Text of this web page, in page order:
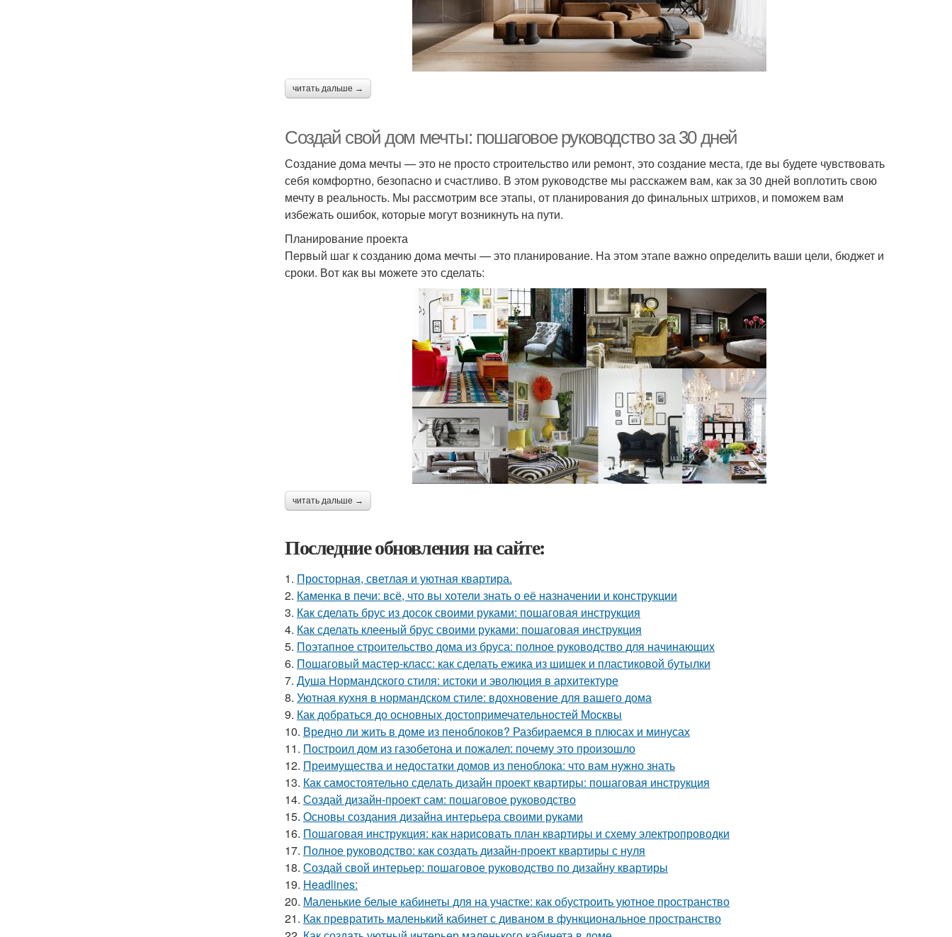
читать дальше →
Создай свой дом мечты: пошаговое руководство за 30 дней
Создание дома мечты — это не просто строительство или ремонт, это создание места, где вы будете чувствовать
себя комфортно, безопасно и счастливо. В этом руководстве мы расскажем вам, как за 30 дней воплотить свою
мечту в реальность. Мы рассмотрим все этапы, от планирования до финальных штрихов, и поможем вам
избежать ошибок, которые могут возникнуть на пути.
Планирование проекта
Первый шаг к созданию дома мечты — это планирование. На этом этапе важно определить ваши цели, бюджет и
сроки. Вот как вы можете это сделать:
читать дальше →
Последние обновления на сайте:
1. Просторная, светлая и уютная квартира.
2. Каменка в печи: всё, что вы хотели знать о её назначении и конструкции
3. Как сделать брус из досок своими руками: пошаговая инструкция
4. Как сделать клееный брус своими руками: пошаговая инструкция
5. Поэтапное строительство дома из бруса: полное руководство для начинающих
6. Пошаговый мастер-класс: как сделать ежика из шишек и пластиковой бутылки
7. Душа Нормандского стиля: истоки и эволюция в архитектуре
8. Уютная кухня в нормандском стиле: вдохновение для вашего дома
9. Как добраться до основных достопримечательностей Москвы
10. Вредно ли жить в доме из пеноблоков? Разбираемся в плюсах и минусах
11. Построил дом из газобетона и пожалел: почему это произошло
12. Преимущества и недостатки домов из пеноблока: что вам нужно знать
13. Как самостоятельно сделать дизайн проект квартиры: пошаговая инструкция
14. Создай дизайн-проект сам: пошаговое руководство
15. Основы создания дизайна интерьера своими руками
16. Пошаговая инструкция: как нарисовать план квартиры и схему электропроводки
17. Полное руководство: как создать дизайн-проект квартиры с нуля
18. Создай свой интерьер: пошаговое руководство по дизайну квартиры
19. Headlines:
20. Маленькие белые кабинеты для на участке: как обустроить уютное пространство
21. Как превратить маленький кабинет с диваном в функциональное пространство